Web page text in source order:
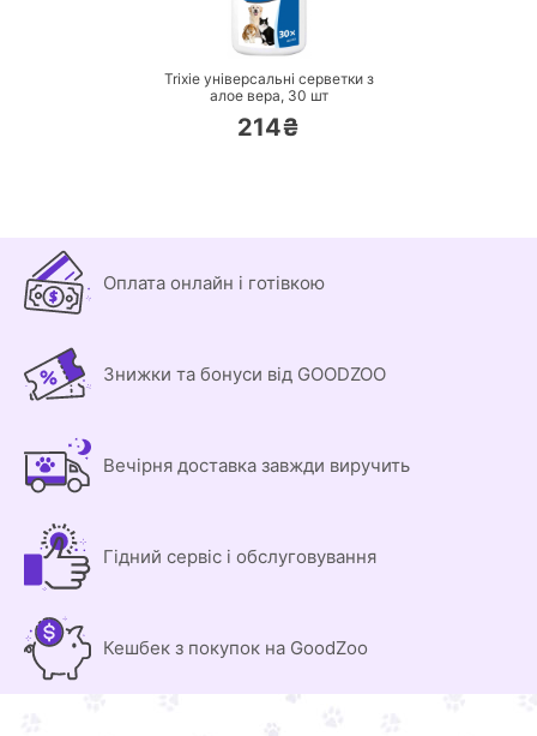
ПЕРЕЙТИ
Trixie універсальні серветки з
алое вера, 30 шт
214₴
Оплата онлайн і готівкою
Знижки та бонуси від GOODZOO
Вечірня доставка завжди виручить
Гідний сервіс і обслуговування
Кешбек з покупок на GoodZoo